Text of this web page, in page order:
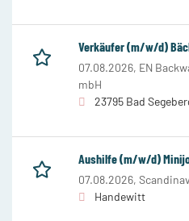
Verkäufer (m/w/d)
07.08.2026, EN
mbH
23795 Bad
Aushilfe (m/w/d)
07.08.2026,
Handewitt